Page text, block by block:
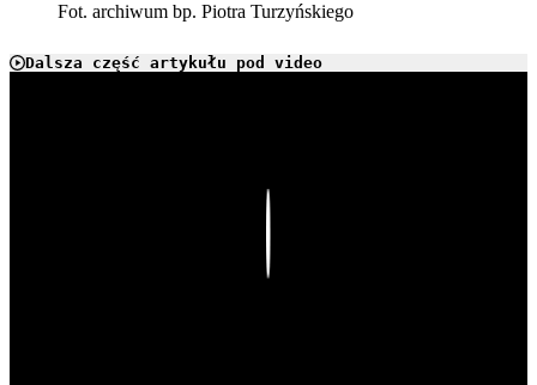
Fot. archiwum bp. Piotra Turzyńskiego
Dalsza część artykułu pod video